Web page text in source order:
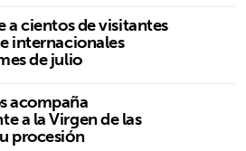
a cientos de visitantes
internacionales
de julio
acompaña
a la Virgen de las
procesión